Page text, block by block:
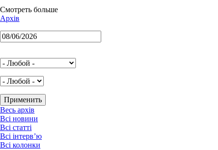
Смотреть больше
Архів
Весь архів
Всі новини
Всі статті
Всі інтерв’ю
Всі колонки